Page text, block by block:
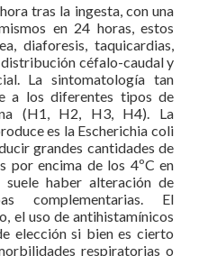
tras la ingesta, con una
en 24 horas, estos
diaforesis, taquicardias,
céfalo-caudal y
La sintomatología tan
a los diferentes tipos de
(H1, H2, H3, H4). La
es la Escherichia coli
grandes cantidades de
por encima de los 4ºC en
haber alteración de
complementarias. El
el uso de antihistamínicos
elección si bien es cierto
respiratorias o